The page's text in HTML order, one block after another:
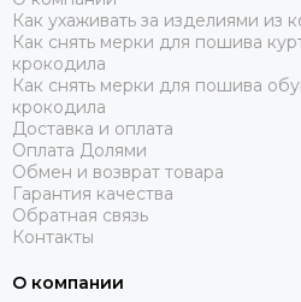
Как ухаживать за изделиями из
Как снять мерки для пошива
крокодила
Как снять мерки для пошива
крокодила
Доставка и оплата
Оплата Долями
Обмен и возврат товара
Гарантия качества
Обратная связь
Контакты
О компании